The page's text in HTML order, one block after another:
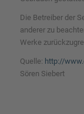
Die Betreiber der
anderer zu
Werke
Quelle: http://
Sören Siebert